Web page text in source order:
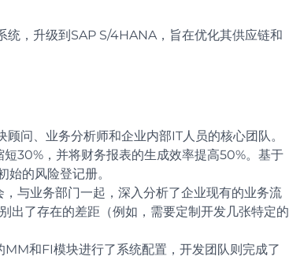
统，升级到SAP S/4HANA，旨在优化其供应链和
问、业务分析师和企业内部IT人员的核心团队。
30%，并将财务报表的生成效率提高50%。基于
的风险登记册。
与业务部门一起，深入分析了企业现有的业务流
出了存在的差距（例如，需要定制开发几张特定的
和FI模块进行了系统配置，开发团队则完成了